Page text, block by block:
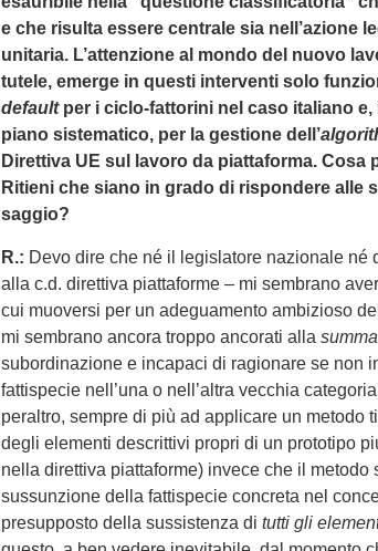
e che risulta essere centrale sia nell’azione
unitaria. L’attenzione al mondo del nuovo
tutele, emerge in questi interventi solo
defaultper i ciclo-fattorini nel caso italiano e,
piano sistematico, per la gestione dell’
Direttiva UE sul lavoro da piattaforma.
Ritieni che siano in grado di rispondere alle
saggio?
R.: Devo dire che né il legislatore nazionale né
alla c.d. direttiva piattaforme – mi sembrano
cui muoversi per un adeguamento ambizioso
mi sembrano ancora troppo ancorati alla
subordinazione e incapaci di ragionare se non
fattispecie nell’una o nell’altra vecchia
peraltro, sempre di più ad applicare un metodo
degli elementi descrittivi propri di un prototipo
nella direttiva piattaforme) invece che il
sussunzione della fattispecie concreta nel
presupposto della sussistenza di tutti gli